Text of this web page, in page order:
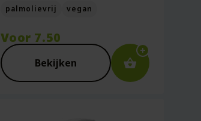
palmolievrij vegan
Voor 7.50
Bekijken